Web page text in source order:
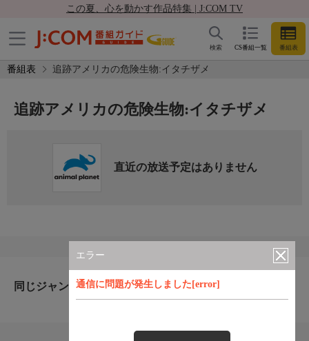
この夏、心を動かす作品特集 | J:COM TV
CS番組一覧 番組表
検索
番組表 追跡アメリカの危険生物:イタチザメ
エラー
通信に問題が発生しました[error]
追跡アメリカの危険生物:イタチザメ
直近の放送予定はありません
同じジャンルのおすすめ番組